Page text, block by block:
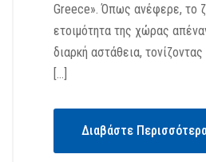
Greece». Όπως ανέφερε, το
ετοιμότητα της χώρας
διαρκή αστάθεια,
[…]
Διαβάστε